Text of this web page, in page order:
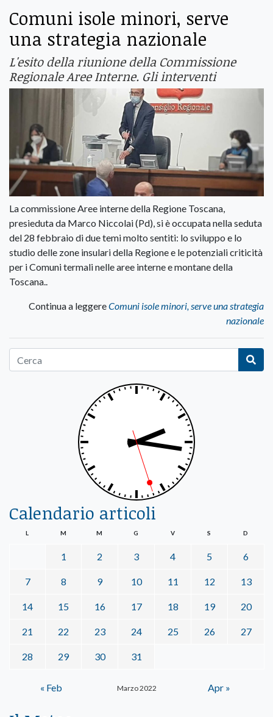
Comuni isole minori, serve
una strategia nazionale
L'esito della riunione della Commissione
Regionale Aree Interne. Gli interventi
La commissione Aree interne della Regione Toscana,
presieduta da Marco Niccolai (Pd), si è occupata nella seduta
del 28 febbraio di due temi molto sentiti: lo sviluppo e lo
studio delle zone insulari della Regione e le potenziali criticità
per i Comuni termali nelle aree interne e montane della
Toscana..
Continua a leggereComuni isole minori, serve una strategia
nazionale
Calendario articoli
Marzo 2022
L M M G V S D
1 2 3 4 5 6
7 8 9 10 11 12 13
14 15 16 17 18 19 20
21 22 23 24 25 26 27
28 29 30 31
« Feb Apr »